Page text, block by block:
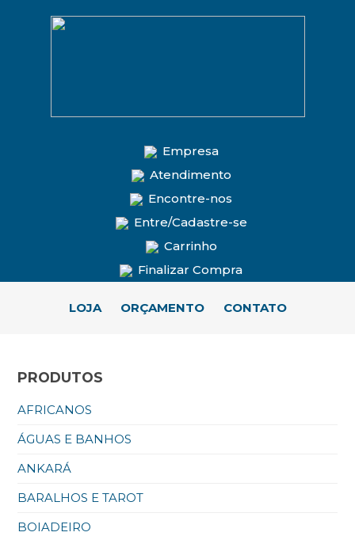
Empresa
Atendimento
Encontre-nos
Entre/Cadastre-se
Carrinho
Finalizar Compra
LOJA ORÇAMENTO CONTATO
PRODUTOS
AFRICANOS
ÁGUAS E BANHOS
ANKARÁ
BARALHOS E TAROT
BOIADEIRO